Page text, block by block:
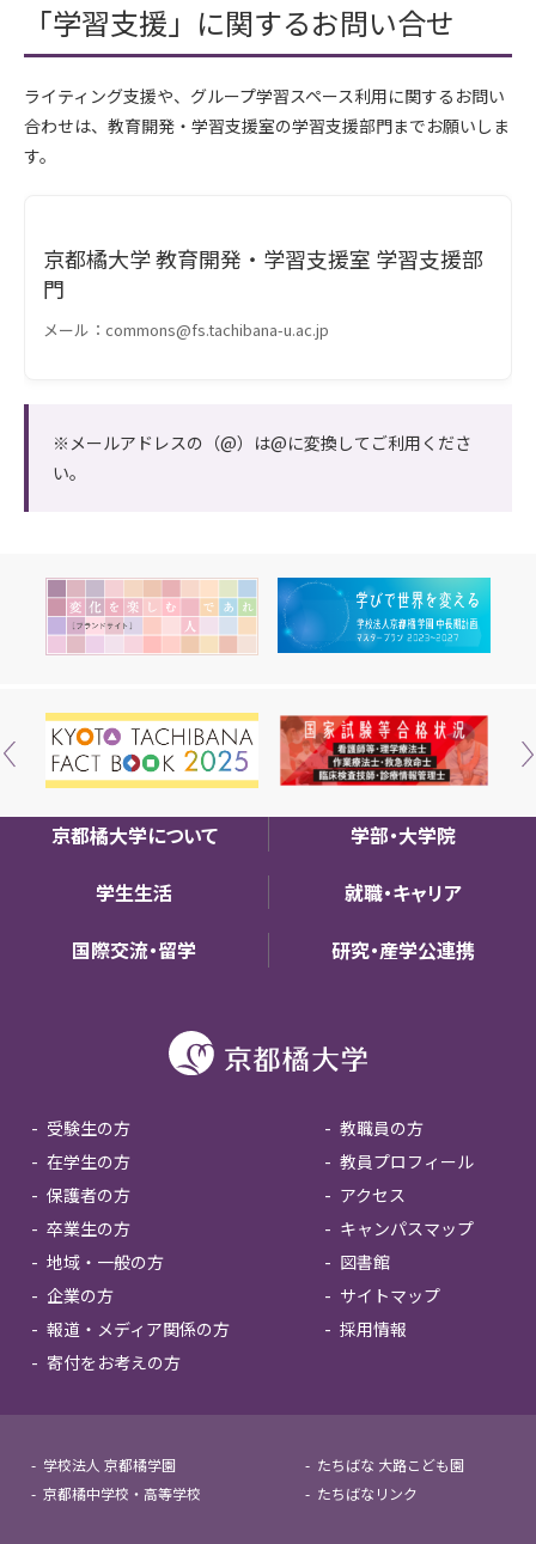
「学習支援」に関するお問い合せ
ライティング支援や、グループ学習スペース利用に関するお問い
合わせは、教育開発・学習支援室の学習支援部門までお願いしま
す。
京都橘大学 教育開発・学習支援室 学習支援部
門
メール：commons@fs.tachibana-u.ac.jp
※メールアドレスの（@）は@に変換してご利用くださ
い。
京都橘大学について 学部・大学院
学生生活 就職・キャリア
国際交流・留学 研究・産学公連携
受験生の方
在学生の方
保護者の方
卒業生の方
地域・一般の方
企業の方
報道・メディア関係の方
寄付をお考えの方
教職員の方
教員プロフィール
アクセス
キャンパスマップ
図書館
サイトマップ
採用情報
学校法人 京都橘学園
京都橘中学校・高等学校
たちばな 大路こども園
たちばなリンク